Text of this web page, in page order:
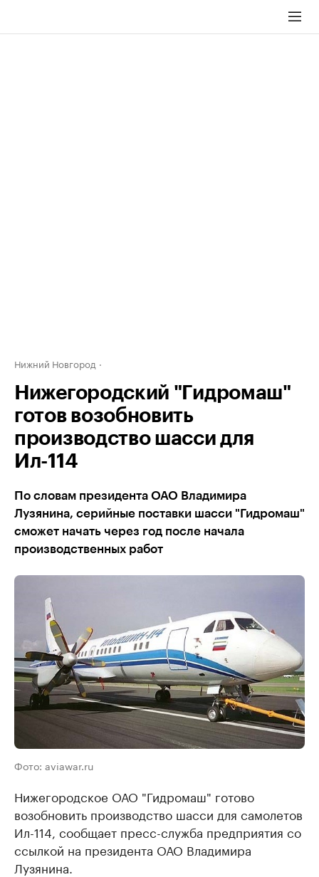
Нижний Новгород
Нижегородский "Гидромаш"
готов возобновить
производство шасси для
Ил-114
По словам президента ОАО Владимира
Лузянина, серийные поставки шасси "Гидромаш"
сможет начать через год после начала
производственных работ
Фото: aviawar.ru
Нижегородское ОАО "Гидромаш" готово
возобновить производство шасси для самолетов
Ил-114, сообщает пресс-служба предприятия со
ссылкой на президента ОАО Владимира
Лузянина.